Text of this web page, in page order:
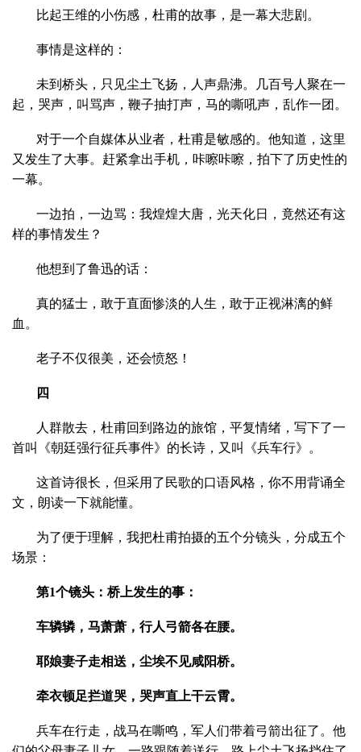
比起王维的小伤感，杜甫的故事，是一幕大悲剧。
事情是这样的：
未到桥头，只见尘土飞扬，人声鼎沸。几百号人聚在一
起，哭声，叫骂声，鞭子抽打声，马的嘶吼声，乱作一团。
对于一个自媒体从业者，杜甫是敏感的。他知道，这里
又发生了大事。赶紧拿出手机，咔嚓咔嚓，拍下了历史性的
一幕。
一边拍，一边骂：我煌煌大唐，光天化日，竟然还有这
样的事情发生？
他想到了鲁迅的话：
真的猛士，敢于直面惨淡的人生，敢于正视淋漓的鲜
血。
老子不仅很美，还会愤怒！
四
人群散去，杜甫回到路边的旅馆，平复情绪，写下了一
首叫《朝廷强行征兵事件》的长诗，又叫《兵车行》。
这首诗很长，但采用了民歌的口语风格，你不用背诵全
文，朗读一下就能懂。
为了便于理解，我把杜甫拍摄的五个分镜头，分成五个
场景：
第1个镜头：桥上发生的事：
车辚辚，马萧萧，行人弓箭各在腰。
耶娘妻子走相送，尘埃不见咸阳桥。
牵衣顿足拦道哭，哭声直上干云霄。
兵车在行走，战马在嘶鸣，军人们带着弓箭出征了。他